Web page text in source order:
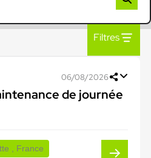
Filtres
06/08/2026
de journée
, France